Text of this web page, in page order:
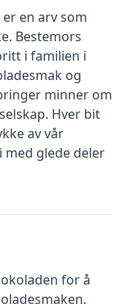
en arv som
Bestemors
i familien i
og
minner om
Hver bit
av vår
glede deler
for å